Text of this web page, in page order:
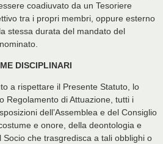
coadiuvato da un Tesoriere
tra i propri membri, oppure esterno
stessa durata del mandato del
DISCIPLINARI
a rispettare il Presente Statuto, lo
Regolamento di Attuazione, tutti i
dell’Assemblea e del Consiglio
e onore, della deontologia e
che trasgredisca a tali obblighi o